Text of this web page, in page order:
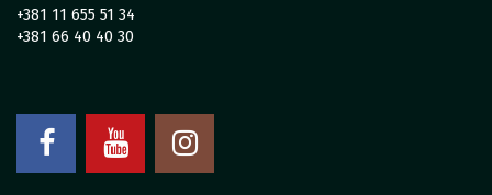
+381 11 655 51 34
+381 66 40 40 30